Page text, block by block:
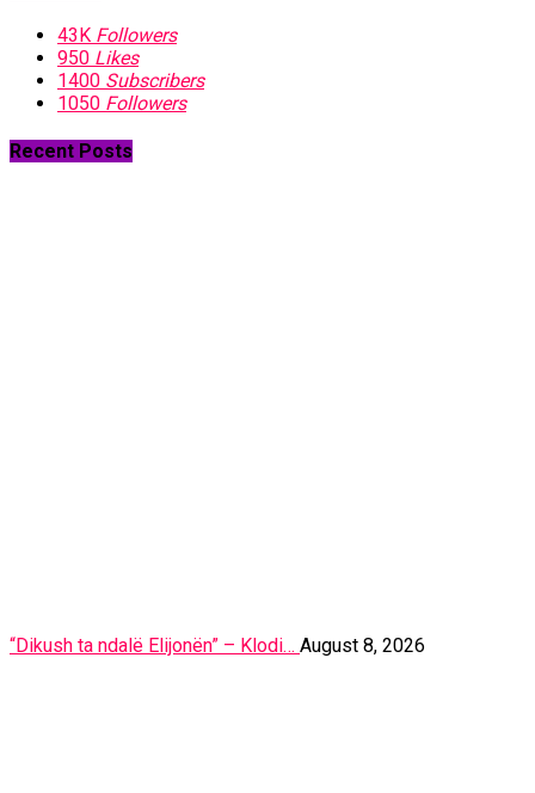
43K Followers
950 Likes
1400 Subscribers
1050 Followers
Recent Posts
“Dikush ta ndalë Elijonën” – Klodi… August 8, 2026